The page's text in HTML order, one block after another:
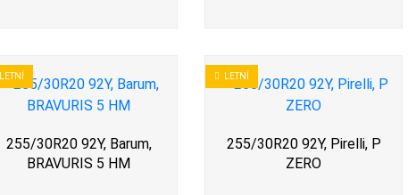
LETNÍ
255/30R20 92Y, Barum,
BRAVURIS 5 HM
LETNÍ
255/30R20 92Y, Pirelli, P
ZERO